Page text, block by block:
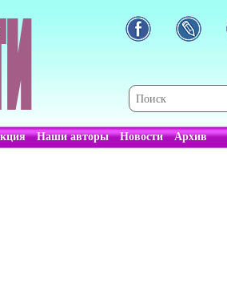
Наши авторы Новости Архив